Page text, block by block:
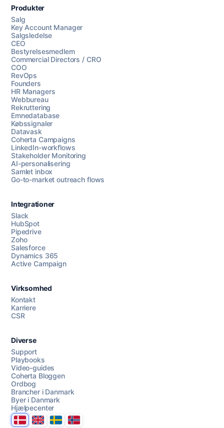
Chat med os
AI Campaign Assist
Produkter
Salg
Key Account Manager
Salgsledelse
CEO
Bestyrelsesmedlem
Commercial Directors / CRO
COO
RevOps
Founders
HR Managers
Webbureau
Rekruttering
Emnedatabase
Købssignaler
Datavask
Coherta Campaigns
LinkedIn-workflows
Stakeholder Monitoring
AI-personalisering
Samlet inbox
Go-to-market outreach flows
Integrationer
Slack
HubSpot
Pipedrive
Zoho
Salesforce
Dynamics 365
Active Campaign
Virksomhed
Kontakt
Karriere
CSR
Diverse
Support
Playbooks
Video-guides
Coherta Bloggen
Ordbog
Brancher i Danmark
Byer i Danmark
Hjælpecenter
DanmarkUnited Kingdom
SverigeNorge